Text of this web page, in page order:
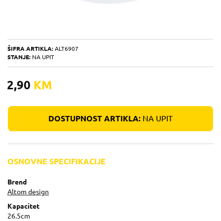
ŠIFRA ARTIKLA: ALT6907
STANJE: NA UPIT
2,90 KM
DOSTUPNOST ARTIKLA: NA UPIT
OSNOVNE SPECIFIKACIJE
Brend
Altom design
Kapacitet
26.5cm